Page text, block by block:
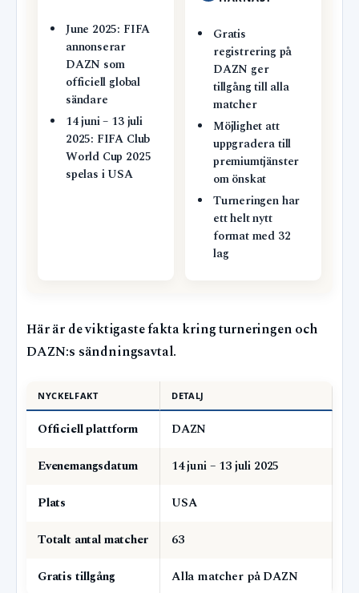
June 2025: FIFA
annonserar
DAZN som
officiell global
sändare
14 juni – 13 juli
2025: FIFA Club
World Cup 2025
spelas i USA
Gratis
registrering på
DAZN ger
tillgång till alla
matcher
Möjlighet att
uppgradera till
premiumtjänster
om önskat
Turneringen har
ett helt nytt
format med 32
lag
Här är de viktigaste fakta kring turneringen och
DAZN:s sändningsavtal.
NYCKELFAKT DETALJ
Officiell plattform
DAZN
Evenemangsdatum
14 juni – 13 juli 2025
Plats
USA
Totalt antal matcher
63
Gratis tillgång
Alla matcher på DAZN